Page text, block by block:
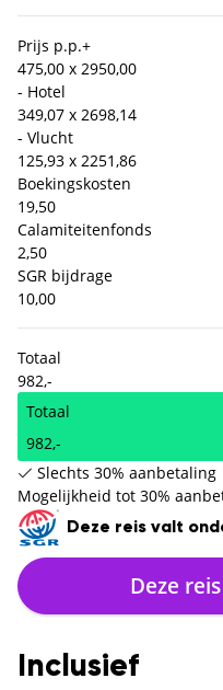
Prijs p.p.+
475,00 x 2950,00
- Hotel
349,07 x 2698,14
- Vlucht
125,93 x 2251,86
Boekingskosten
19,50
Calamiteitenfonds
2,50
SGR bijdrage
10,00
Totaal
982,-
Totaal
982,-
Slechts 30% aanbetaling
Mogelijkheid tot 30%
Deze reis valt
Deze
Inclusief